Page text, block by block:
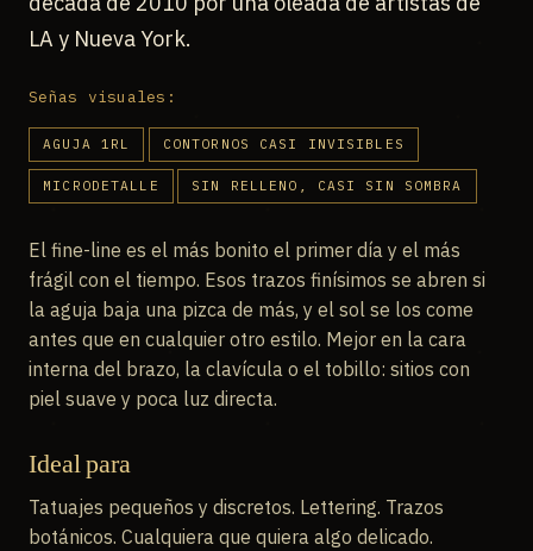
LA y Nueva York.
Señas visuales:
AGUJA 1RL CONTORNOS CASI INVISIBLES
MICRODETALLE SIN RELLENO, CASI SIN SOMBRA
El fine-line es el más bonito el primer día y el más
frágil con el tiempo. Esos trazos finísimos se abren si
la aguja baja una pizca de más, y el sol se los come
antes que en cualquier otro estilo. Mejor en la cara
interna del brazo, la clavícula o el tobillo: sitios con
piel suave y poca luz directa.
Ideal para
Tatuajes pequeños y discretos. Lettering. Trazos
botánicos. Cualquiera que quiera algo delicado.